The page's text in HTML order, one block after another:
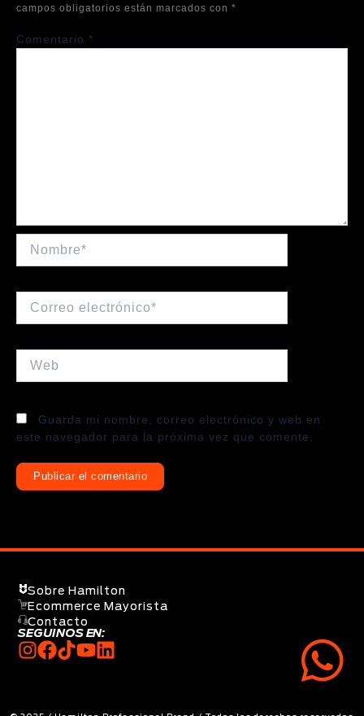
campos obligatorios están marcados con *
Comentario *
electrónico*
Guarda mi nombre, correo electrónico y web en
este navegador para la próxima vez que comente.
Sobre Hamilton
Ecommerce Mayorista
Contacto
SEGUINOS EN: